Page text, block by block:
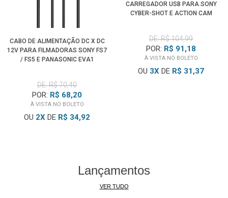
CABO DE ALIMENTAÇÃO DC X DC
12V PARA FILMADORAS SONY FS7
/ FS5 E PANASONIC EVA1
DE: R$ 70,40
POR: R$ 68,20
À VISTA NO BOLETO
OU 2X DE R$ 34,92
CARREGADOR USB PARA SONY
CYBER-SHOT E ACTION CAM
DE: R$ 104,99
POR: R$ 91,18
À VISTA NO BOLETO
OU 3X DE R$ 31,37
Lançamentos
VER TUDO